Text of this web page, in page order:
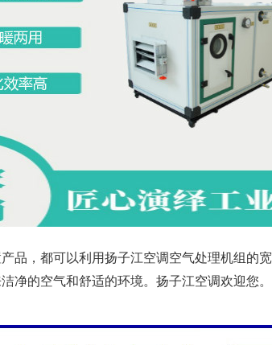
品，都可以利用扬子江空调空气处理机组的
净的空气和舒适的环境。扬子江空调欢迎您。